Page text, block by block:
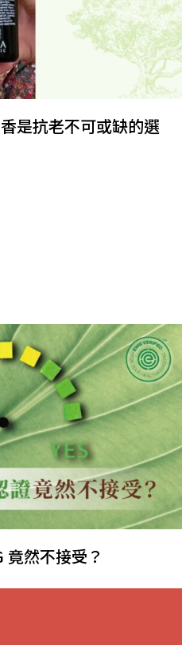
是抗老不可或缺的選
竟然不接受？